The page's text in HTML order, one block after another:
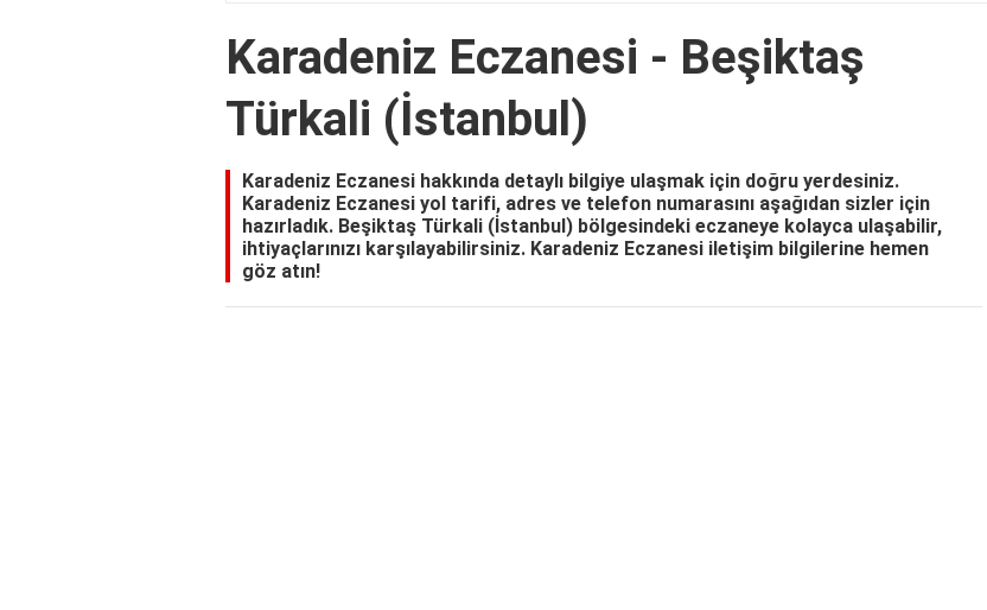
Karadeniz Eczanesi - Beşiktaş
Türkali (İstanbul)
Karadeniz Eczanesi hakkında detaylı bilgiye ulaşmak için doğru yerdesiniz.
Karadeniz Eczanesi yol tarifi, adres ve telefon numarasını aşağıdan sizler için
hazırladık. Beşiktaş Türkali (İstanbul) bölgesindeki eczaneye kolayca ulaşabilir,
ihtiyaçlarınızı karşılayabilirsiniz. Karadeniz Eczanesi iletişim bilgilerine hemen
göz atın!